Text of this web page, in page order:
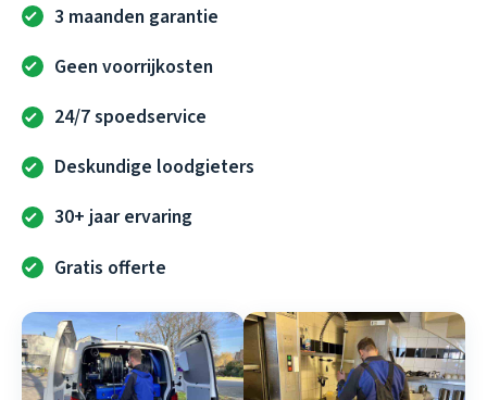
3 maanden garantie
Geen voorrijkosten
24/7 spoedservice
Deskundige loodgieters
30+ jaar ervaring
Gratis offerte